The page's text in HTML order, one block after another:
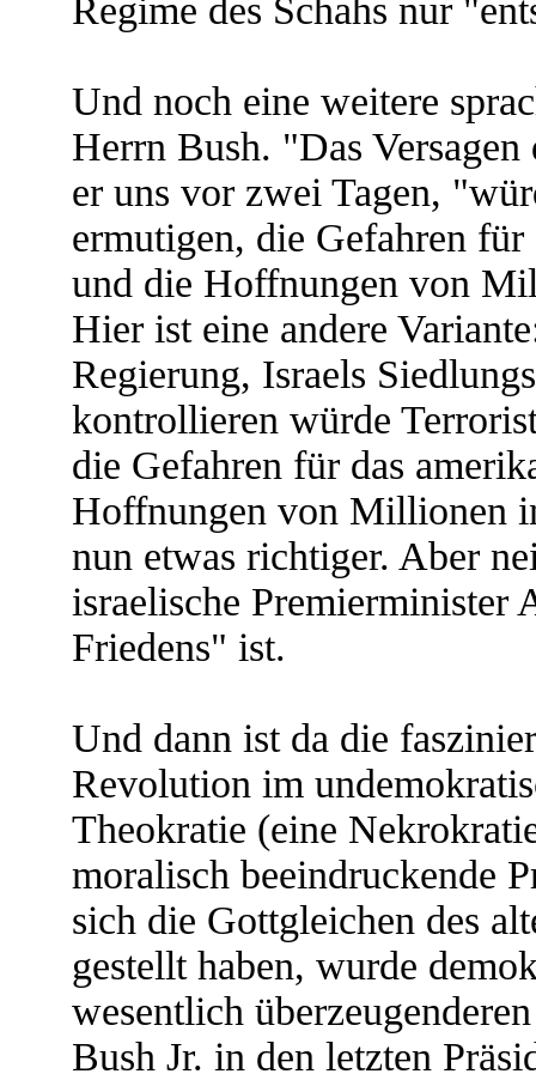
Regime des Schahs nur
Und noch eine weitere
Herrn Bush. "Das
er uns vor zwei Tagen,
ermutigen, die Gefahren
und die Hoffnungen von
Hier ist eine andere
Regierung, Israels
kontrollieren würde
die Gefahren für das
Hoffnungen von Millionen
nun etwas richtiger. Aber
israelische Premierminister
Friedens" ist.
Und dann ist da die
Revolution im
Theokratie (eine
moralisch beeindruckende
sich die Gottgleichen des
gestellt haben, wurde
wesentlich
Bush Jr. in den letzten